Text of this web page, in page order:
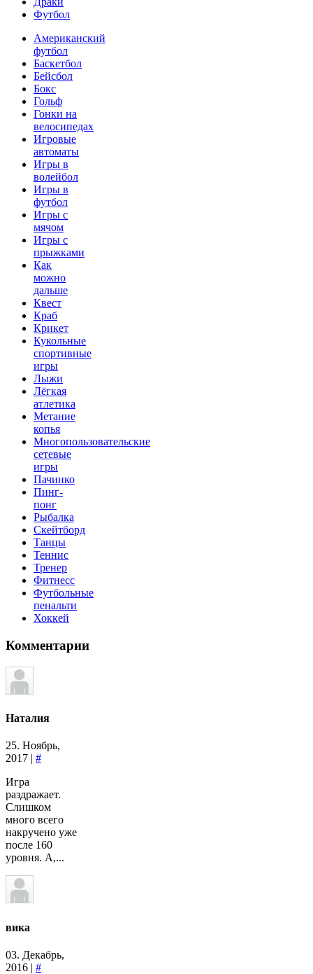
Футбол
Американский
футбол
Баскетбол
Бейсбол
Бокс
Гольф
Гонки на
велосипедах
Игровые
автоматы
Игры в
волейбол
Игры в
футбол
Игры с
мячом
Игры с
прыжками
Как
можно
дальше
Квест
Краб
Крикет
Кукольные
спортивные
игры
Лыжи
Лёгкая
атлетика
Метание
копья
Многопользовательские
сетевые
игры
Пачинко
Пинг-
понг
Рыбалка
Скейтборд
Танцы
Теннис
Тренер
Фитнесс
Футбольные
пенальти
Хоккей
Комментарии
Наталия
25. Ноябрь,
2017 | #
Игра
раздражает.
Слишком
много всего
накручено уже
после 160
уровня. А,...
вика
03. Декабрь,
2016 | #